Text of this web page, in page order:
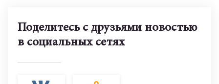
Поделитесь с друзьями новостью
в социальных сетях